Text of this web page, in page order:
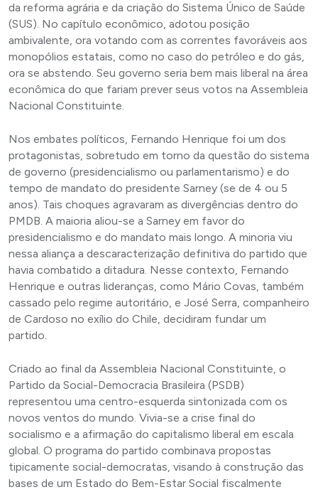
da reforma agrária e da criação do Sistema Único de Saúde
(SUS). No capítulo econômico, adotou posição
ambivalente, ora votando com as correntes favoráveis aos
monopólios estatais, como no caso do petróleo e do gás,
ora se abstendo. Seu governo seria bem mais liberal na área
econômica do que fariam prever seus votos na Assembleia
Nacional Constituinte.
Nos embates políticos, Fernando Henrique foi um dos
protagonistas, sobretudo em torno da questão do sistema
de governo (presidencialismo ou parlamentarismo) e do
tempo de mandato do presidente Sarney (se de 4 ou 5
anos). Tais choques agravaram as divergências dentro do
PMDB. A maioria aliou-se a Sarney em favor do
presidencialismo e do mandato mais longo. A minoria viu
nessa aliança a descaracterização definitiva do partido que
havia combatido a ditadura. Nesse contexto, Fernando
Henrique e outras lideranças, como Mário Covas, também
cassado pelo regime autoritário, e José Serra, companheiro
de Cardoso no exílio do Chile, decidiram fundar um
partido.
Criado ao final da Assembleia Nacional Constituinte, o
Partido da Social-Democracia Brasileira (PSDB)
representou uma centro-esquerda sintonizada com os
novos ventos do mundo. Vivia-se a crise final do
socialismo e a afirmação do capitalismo liberal em escala
global. O programa do partido combinava propostas
tipicamente social-democratas, visando à construção das
bases de um Estado do Bem-Estar Social fiscalmente